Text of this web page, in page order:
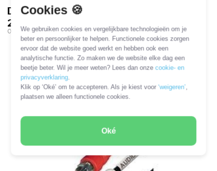
Cookies 🍪
We gebruiken cookies en vergelijkbare technologieën om je
beter en persoonlijker te helpen. Functionele cookies zorgen
ervoor dat de website goed werkt en hebben ook een
analytische functie. Zo maken we de website elke dag een
beetje beter. Wil je meer weten? Lees dan onzecookie- en
privacyverklaring.
Klik op ‘Oké’ om te accepteren. Als je kiest voor ‘weigeren’,
plaatsen we alleen functionele cookies.
Oké
DIN 8pins Movieplug - Composiet 3RCA -
2 meter
OKS-00747